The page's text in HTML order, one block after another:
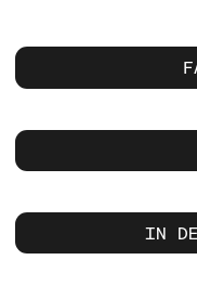
IN